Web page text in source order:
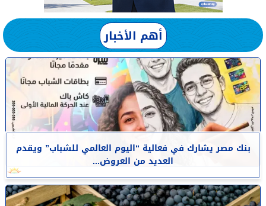
أهم الأخبار
بنك مصر يشارك في فعالية “اليوم العالمي للشباب” ويقدم
العديد من العروض...